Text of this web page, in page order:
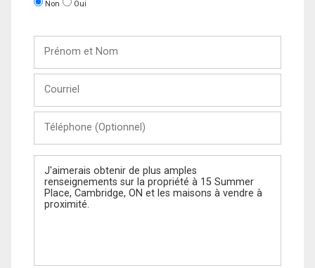
Non Oui
Nom
(Optionnel)
Message